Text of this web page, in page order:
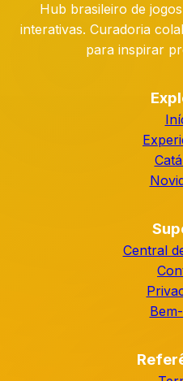
Hub brasileiro de
interativas. Curadoria
para inspirar
Central